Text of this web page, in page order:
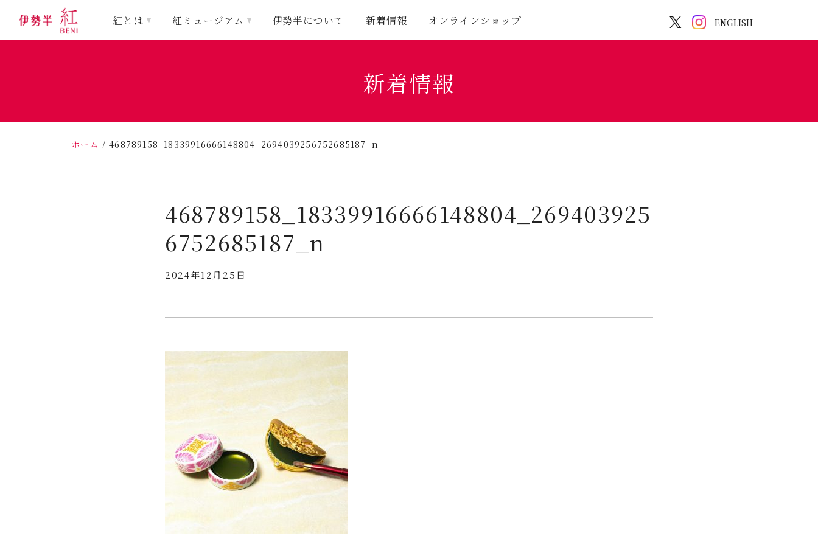
紅とは 紅ミュージアム 伊勢半について 新着情報 オンラインショップ ENGLISH
新着情報
ホーム /468789158_18339916666148804_2694039256752685187_n
468789158_18339916666148804_269403925
6752685187_n
2024年12月25日